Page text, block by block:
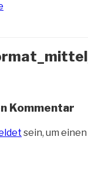
Kommentar
sein, um